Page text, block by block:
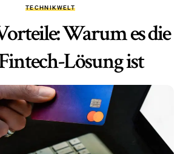
TECHNIKWELT
Warum es die
Lösung ist